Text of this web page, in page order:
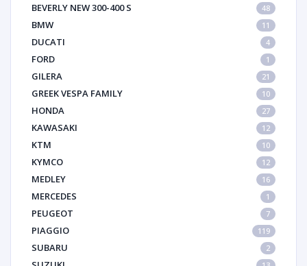
BEVERLY NEW 300-400 S 48
BMW 11
DUCATI 4
FORD 1
GILERA 21
GREEK VESPA FAMILY 10
HONDA 27
KAWASAKI 12
KTM 10
KYMCO 12
MEDLEY 16
MERCEDES 1
PEUGEOT 7
PIAGGIO 119
SUBARU 2